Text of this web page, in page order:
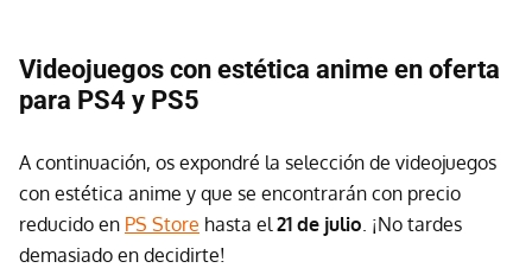
Videojuegos con estética anime en oferta
para PS4 y PS5
A continuación, os expondré la selección de videojuegos
con estética anime y que se encontrarán con precio
reducido en PS Store hasta el 21 de julio . ¡No tardes
demasiado en decidirte!